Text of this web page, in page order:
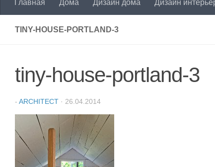
Главная Дома Дизайн дома Дизайн
TINY-HOUSE-PORTLAND-3
tiny-house-portland-3
- ARCHITECT · 26.04.2014